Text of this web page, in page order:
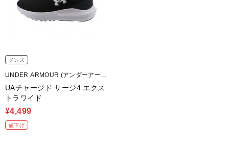
メンズ
UNDER ARMOUR (アンダーアーマ
ー)
UAチャージド サージ4 エクス
トラワイド
¥4,499
値下げ